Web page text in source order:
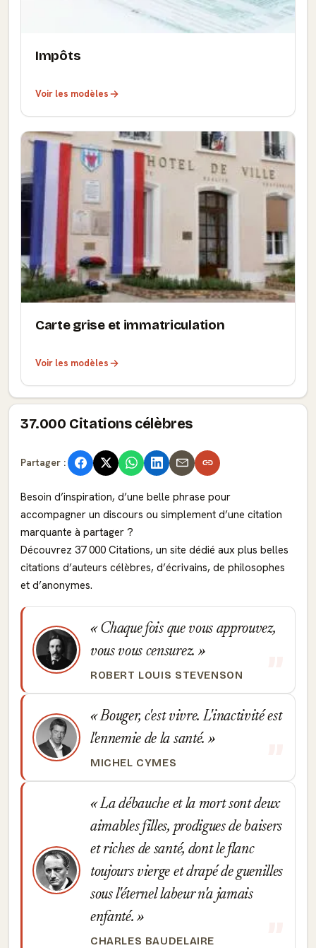
Impôts
Voir les modèles
Carte grise et immatriculation
Voir les modèles
37.000 Citations célèbres
Partager :
Besoin d’inspiration, d’une belle phrase pour
accompagner un discours ou simplement d’une citation
marquante à partager ?
Découvrez 37 000 Citations, un site dédié aux plus belles
citations d’auteurs célèbres, d’écrivains, de philosophes
et d’anonymes.
Chaque fois que vous approuvez,
vous vous censurez.
ROBERT LOUIS STEVENSON
Bouger, c'est vivre. L'inactivité est
l'ennemie de la santé.
MICHEL CYMES
La débauche et la mort sont deux
aimables filles, prodigues de baisers
et riches de santé, dont le flanc
toujours vierge et drapé de guenilles
sous l'éternel labeur n'a jamais
enfanté.
CHARLES BAUDELAIRE